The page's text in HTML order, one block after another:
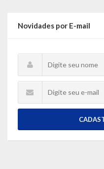
Novidades por E-mail